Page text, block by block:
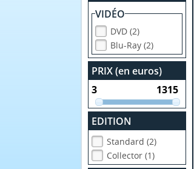
VIDÉO
DVD (2)
Blu-Ray (2)
PRIX (en euros)
EDITION
Standard (2)
Collector (1)